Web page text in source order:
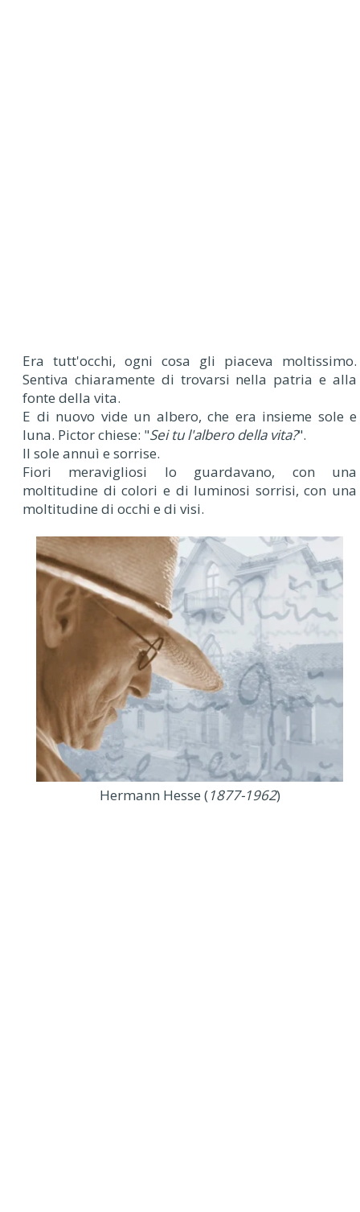
Era tutt'occhi, ogni cosa gli piaceva moltissimo.
Sentiva chiaramente di trovarsi nella patria e alla
fonte della vita.
E di nuovo vide un albero, che era insieme sole e
luna. Pictor chiese: "Sei tu l'albero della vita?".
Il sole annuì e sorrise.
Fiori meravigliosi lo guardavano, con una
moltitudine di colori e di luminosi sorrisi, con una
moltitudine di occhi e di visi.
Hermann Hesse (1877-1962)